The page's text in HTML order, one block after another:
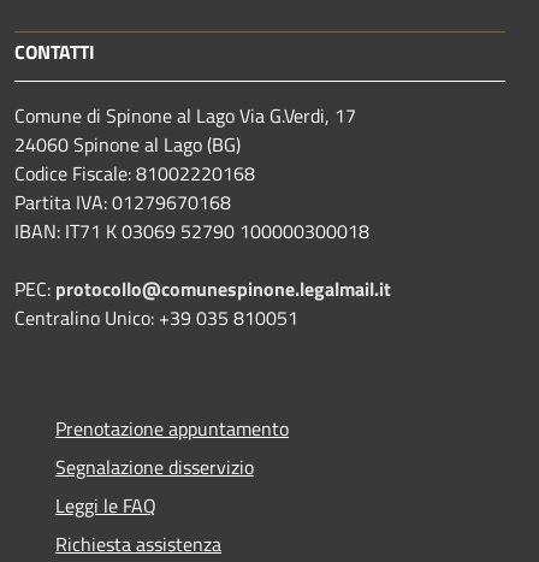
CONTATTI
Comune di Spinone al Lago Via G.Verdi, 17
24060 Spinone al Lago (BG)
Codice Fiscale: 81002220168
Partita IVA: 01279670168
IBAN: IT71 K 03069 52790 100000300018
PEC: protocollo@comunespinone.legalmail.it
Centralino Unico: +39 035 810051
Prenotazione appuntamento
Segnalazione disservizio
Leggi le FAQ
Richiesta assistenza